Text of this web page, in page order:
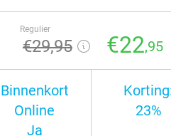
Regulier
€29,95 €22,95
Binnenkort
Online
Ja
23%